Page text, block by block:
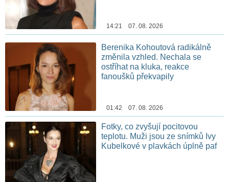
14:21 07. 08. 2026
Berenika Kohoutová radikálně
změnila vzhled. Nechala se
ostříhat na kluka, reakce
fanoušků překvapily
01:42 07. 08. 2026
Fotky, co zvyšují pocitovou
teplotu. Muži jsou ze snímků Ivy
Kubelkové v plavkách úplně paf